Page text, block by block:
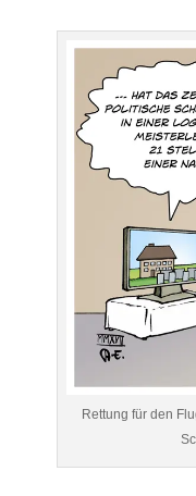
Rettung für den